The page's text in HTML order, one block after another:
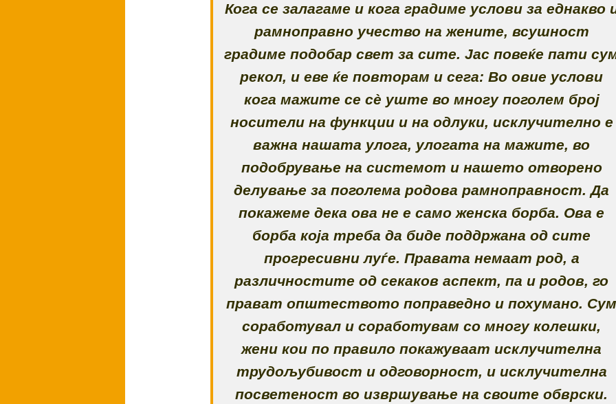
Кога се залагаме и кога градиме услови за еднакво
рамноправно учество на жените, всушност
градиме подобар свет за сите. Јас повеќе пати
рекол, и еве ќе повторам и сега: Во овие услови
кога мажите се сѐ уште во многу поголем број
носители на функции и на одлуки, исклучително е
важна нашата улога, улогата на мажите, во
подобрување на системот и нашето отворено
делување за поголема родова рамноправност. Да
покажеме дека ова не е само женска борба. Ова е
борба која треба да биде поддржана од сите
прогресивни луѓе. Правата немаат род, а
различностите од секаков аспект, па и родов, го
прават општеството поправедно и похумано.
соработувал и соработувам со многу колешки,
жени кои по правило покажуваат исклучителна
трудољубивост и одговорност, и исклучителна
посветеност во извршување на своите обврски.